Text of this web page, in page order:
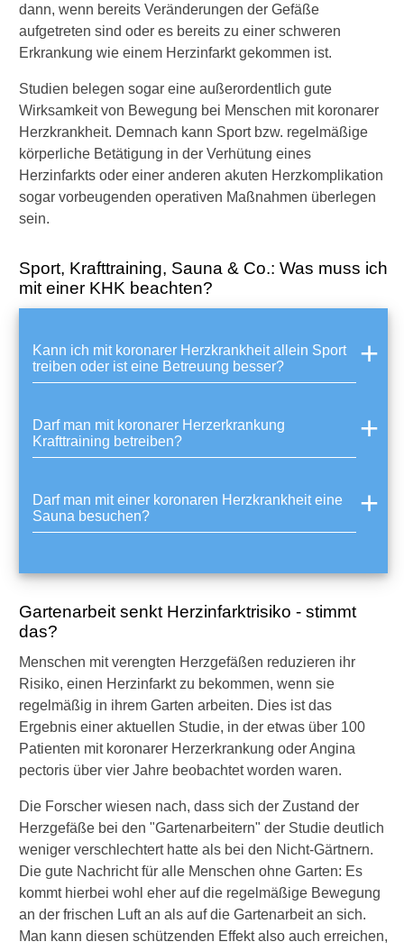
dann, wenn bereits Veränderungen der Gefäße
aufgetreten sind oder es bereits zu einer schweren
Erkrankung wie einem Herzinfarkt gekommen ist.
Studien belegen sogar eine außerordentlich gute
Wirksamkeit von Bewegung bei Menschen mit koronarer
Herzkrankheit. Demnach kann Sport bzw. regelmäßige
körperliche Betätigung in der Verhütung eines
Herzinfarkts oder einer anderen akuten Herzkomplikation
sogar vorbeugenden operativen Maßnahmen überlegen
sein.
Sport, Krafttraining, Sauna & Co.: Was muss ich
mit einer KHK beachten?
Kann ich mit koronarer Herzkrankheit allein Sport
treiben oder ist eine Betreuung besser?
Darf man mit koronarer Herzerkrankung
Krafttraining betreiben?
Darf man mit einer koronaren Herzkrankheit eine
Sauna besuchen?
Gartenarbeit senkt Herzinfarktrisiko - stimmt
das?
Menschen mit verengten Herzgefäßen reduzieren ihr
Risiko, einen Herzinfarkt zu bekommen, wenn sie
regelmäßig in ihrem Garten arbeiten. Dies ist das
Ergebnis einer aktuellen Studie, in der etwas über 100
Patienten mit koronarer Herzerkrankung oder Angina
pectoris über vier Jahre beobachtet worden waren.
Die Forscher wiesen nach, dass sich der Zustand der
Herzgefäße bei den "Gartenarbeitern" der Studie deutlich
weniger verschlechtert hatte als bei den Nicht-Gärtnern.
Die gute Nachricht für alle Menschen ohne Garten: Es
kommt hierbei wohl eher auf die regelmäßige Bewegung
an der frischen Luft an als auf die Gartenarbeit an sich.
Man kann diesen schützenden Effekt also auch erreichen,
v
e
r
t
e
H
e
ä
ß
W
a
s
s
t
g
s
i
c
?
►
Symptome
►
Diagnostik
&
Laborwerte
►